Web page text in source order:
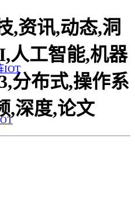
,资讯,动态,洞
人工智能,机器
分布式,操作系
,深度,论文
IOT